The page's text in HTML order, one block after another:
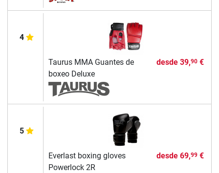
4
Taurus MMA Guantes de
boxeo Deluxe
desde 39,90€
5
Everlast boxing gloves
Powerlock 2R
desde 69,99€